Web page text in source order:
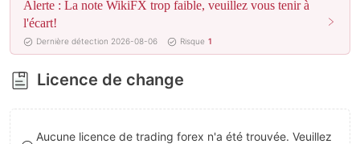
6
7
8
9
6
7
8
9
Alerte : La note WikiFX trop faible, veuillez vous tenir à
l'écart!
Dernière détection 2026-08-06 Risque 1
Licence de change
Aucune licence de trading forex n'a été trouvée. Veuillez